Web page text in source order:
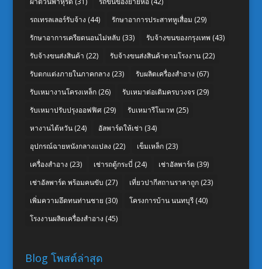
รถเทรลเลอร์รับจ้าง (44) รักษาอาการประสาทหูเสื่อม (29)
รักษาอาการเครียดนอนไม่หลับ (33) รับจ้างขนของกรุงเทพ (43)
รับจ้างขนส่งสินค้า (22) รับจ้างขนส่งสินค้าตามโรงงาน(22)
รับตกแต่งภายในภาคกลาง (23) รับผลิตเครื่องสำอาง (67)
รับเหมางานโครงเหล็ก(26) รับเหมาต่อเติมครบวงจร(29)
รับเหมาปรับปรุงออฟฟิศ(29) รับเหมารีโนเวท (25)
หางานไต้หวัน(24) อัลพาร์ดให้เช่า (34)
อุปกรณ์ฉายหนังกลางแปลง (22) เข็มเหล็ก(23)
เครื่องสำอาง (23) เช่ารถตู้กระบี่ (24) เช่าอัลพาร์ด (39)
เช่าอัลพาร์ด พร้อมคนขับ (27) เที่ยวปากีสถานราคาถูก(23)
เพิ่มความอึดทนท่านชาย (30) โครงการบ้าน นนทบุรี(40)
โรงงานผลิตเครื่องสำอาง (45)
Blog โพสต์ล่าสุด